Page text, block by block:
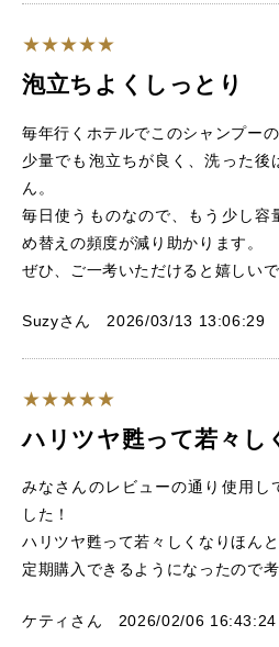
泡立ちよくしっとり
毎年行くホテルでこのシャンプー
少量でも泡立ちが良く、洗った後
ん。
毎日使うものなので、もう少し容
め替えの頻度が減り助かります。
ぜひ、ご一考いただけると嬉しいで
Suzyさん 2026/03/13 13:06:29
ハリツヤ甦って若々し
みなさんのレビューの通り使用し
した！
ハリツヤ甦って若々しくなりほん
定期購入できるようになったので考
ケティさん 2026/02/06 16:43:24